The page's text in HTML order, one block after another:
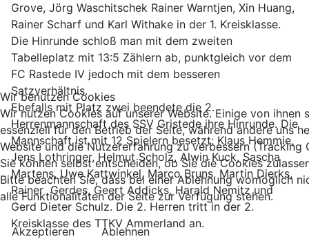
Grove, Jörg Waschitschek Rainer Warntjen, Xin Huang,
Rainer Scharf und Karl Withake in der 1. Kreisklasse.
Die Hinrunde schloß man mit dem zweiten
Tabelleplatz mit 13:5 Zählern ab, punktgleich vor dem
FC Rastede IV jedoch mit dem besseren
Satzverhältnis.
Ebefalls mit Platz zwei beendete die 2.
Herrenmannschaft des SSV Gristede ihre Hinrunde. Die
Mannschaft ist mit 12 Spielern besetzt: Klaus Hemmie,
Jens Lothringer, Helmut Scholz, Alwin Kuck, Sascha
Martens, Uwe Kattwinkel, Marco Bruns, Martin Dierks,
Rainer Gerdes, Geert Addicks, Harald Nemitz und
Gerd Dieter Schulz. Die 2. Herren tritt in der 2.
Kreisklasse des TTKV Ammerland an.
Wir benutzen Cookies
Wir nutzen Cookies auf unserer Website. Einige von ihnen
essenziell für den Betrieb der Seite, während andere uns
Website und die Nutzererfahrung zu verbessern (Tracking
Sie können selbst entscheiden, ob Sie die Cookies
Bitte beachten Sie, dass bei einer Ablehnung womöglich
alle Funktionalitäten der Seite zur Verfügung stehen.
Akzeptieren Ablehnen